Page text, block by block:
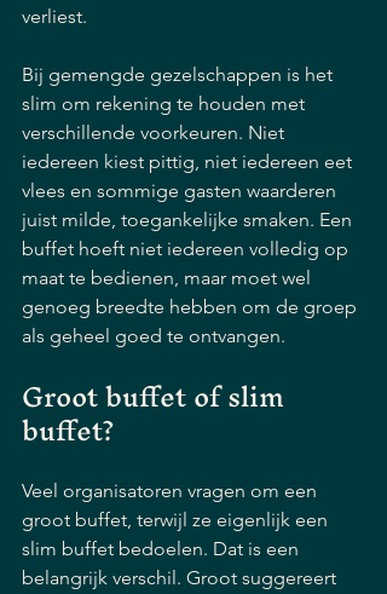
verliest.
Bij gemengde gezelschappen is het
slim om rekening te houden met
verschillende voorkeuren. Niet
iedereen kiest pittig, niet iedereen eet
vlees en sommige gasten waarderen
juist milde, toegankelijke smaken. Een
buffet hoeft niet iedereen volledig op
maat te bedienen, maar moet wel
genoeg breedte hebben om de groep
als geheel goed te ontvangen.
Groot buffet of slim
buffet?
Veel organisatoren vragen om een
groot buffet, terwijl ze eigenlijk een
slim buffet bedoelen. Dat is een
belangrijk verschil. Groot suggereert